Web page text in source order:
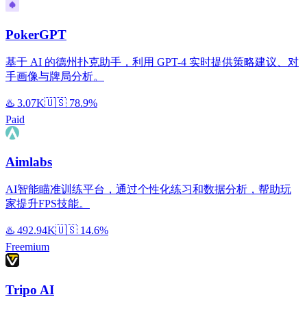
PokerGPT
基于 AI 的德州扑克助手，利用 GPT-4 实时提供策略建议、对
手画像与牌局分析。
♨️ 3.07K🇺🇸 78.9%
Paid
Aimlabs
AI智能瞄准训练平台，通过个性化练习和数据分析，帮助玩
家提升FPS技能。
♨️ 492.94K🇺🇸 14.6%
Freemium
Tripo AI